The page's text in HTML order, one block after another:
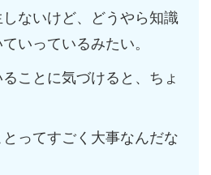
ないけど、どうやら知識
いっているみたい。
ことに気づけると、ちょ
ってすごく大事なんだな